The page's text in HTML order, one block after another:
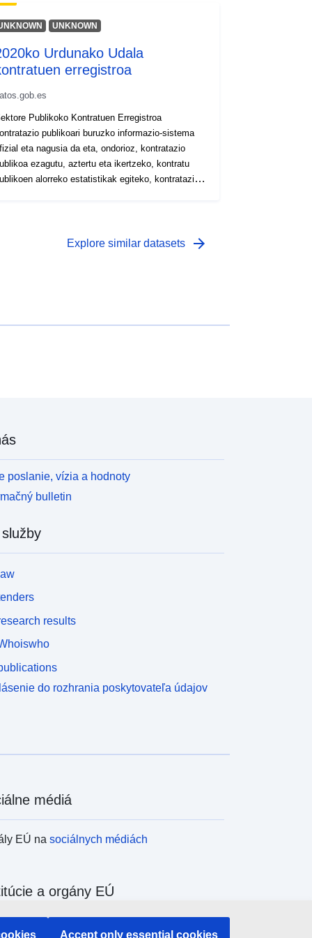
UNKNOWN
Urdunako Udala
erregistroa
Publikoko Kontratuen Erregistroa
publikoari buruzko informazio-sistema
eta nagusia da eta, ondorioz, kontratazio
ezagutu, aztertu eta ikertzeko, kontratu
alorreko estatistikak egiteko, kontratazio
batzuei kontratuei buruzko datuak jakinarazteko
Explore similar datasets arrow_forward
poslanie, vízia a hodnoty
bulletin
results
do rozhrania poskytovateľa údajov
médiá
EÚ nasociálnych médiách
a orgány EÚ
všetkých inštitúcií a orgánov EÚ
Accept only essential cookies